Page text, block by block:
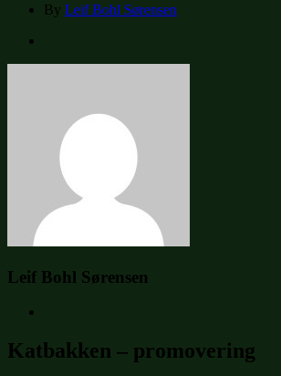
By Leif Bohl Sørensen
Leif Bohl Sørensen
Katbakken – promovering